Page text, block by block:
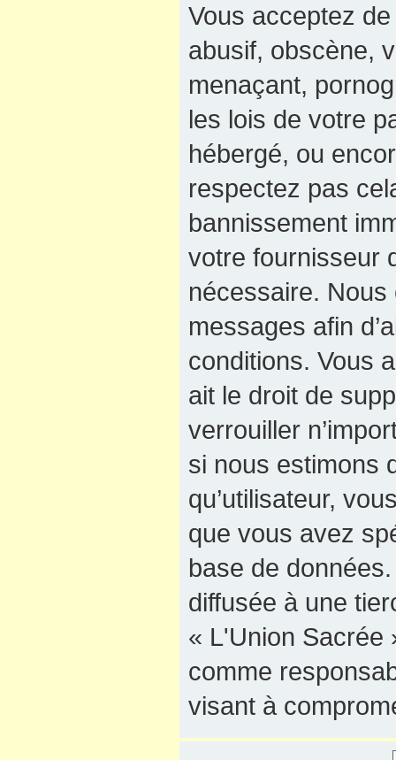
Vous acceptez
abusif, obscène,
menaçant,
les lois de votre
hébergé, ou
respectez pas
bannissement
votre fournisseur
nécessaire. Nous
messages afin
conditions. Vous
ait le droit de
verrouiller
si nous estimons
qu’utilisateur,
que vous avez
base de
diffusée à une
« L'Union Sacrée
comme
visant à